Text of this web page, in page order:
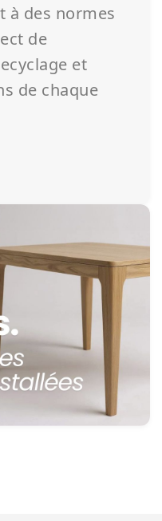
à des normes
de
et
de chaque